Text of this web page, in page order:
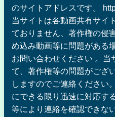
のサイトアドレスです。
当サイトは各動画共有サイ
ておりません、著作権の侵
め込み動画等に問題がある
お問い合わせください 。当
て、著作権等の問題がござ
しますのでご連絡ください
にできる限り迅速に対応す
等により連絡を確認できな